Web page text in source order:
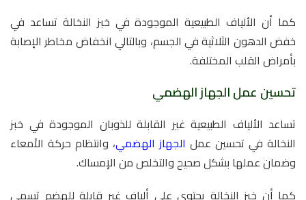
كما أن الألياف الطبيعية الموجودة في خبز النخالة تساعد في
خفض الدهون الثلاثية في الجسم، وبالتالي انخفاض مخاطر الإصابة
بأمراض القلب المختلفة.
تحسين عمل الجهاز الهضمي
تساعد الألياف الطبيعية غير القابلة للذوبان الموجودة في خبز
النخالة في تحسين عمل الجهاز الهضمي، وانتظام حركة الأمعاء
وضمان عملها بشكل صحيح والتخلص من الإمساك.
كما أن خبز النخالة يحتوي على ألياف غير قابلة للهضم تسمى